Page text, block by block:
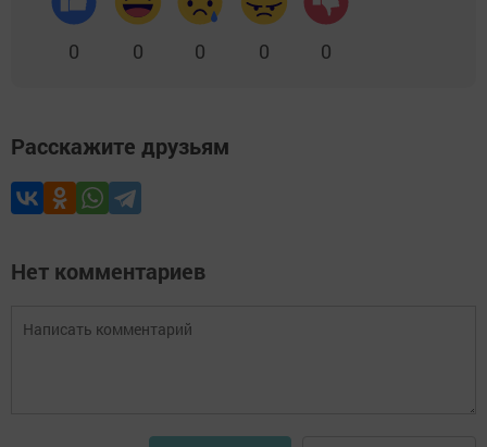
0 0 0 0 0
Расскажите друзьям
Нет комментариев